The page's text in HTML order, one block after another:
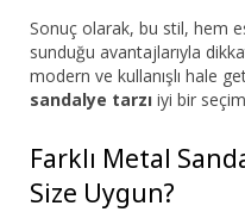
Sonuç olarak, bu stil, hem
sunduğu avantajlarıyla
modern ve kullanışlı hale
sandalye tarzı iyi bir
Farklı Metal
Size Uygun?